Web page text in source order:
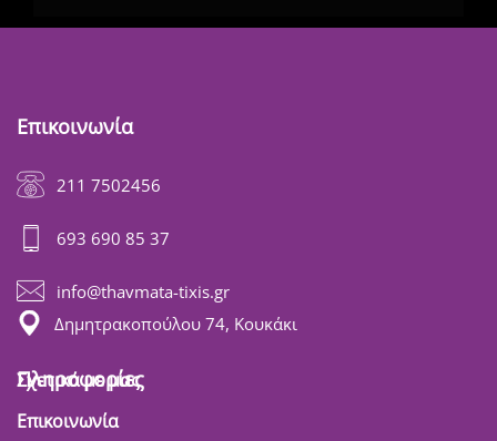
Επικοινωνία
211 7502456
693 690 85 37
info@thavmata-tixis.gr
Δημητρακοπούλου 74, Κουκάκι
Πληροφορίες
Σχετικά με μας
Επικοινωνία